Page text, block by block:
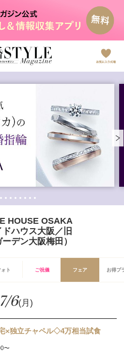
HOUSE OSAKA
ドハウス大阪／旧
デン大阪梅田）
ォト ご祝儀 フェア お得プ
7/6(月)
×独立チャペル◇4万相当試食
〜